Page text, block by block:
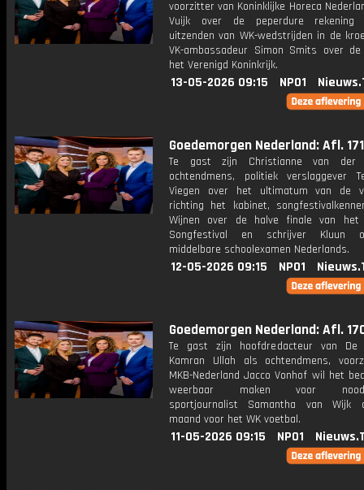
voorzitter van Koninklijke Horeca
Vuijk over de peperdure
uitzenden van WK-wedstrijden in de
VK-ambassadeur Simon Smits over
het Verenigd Koninkrijk.
13-05-2026 09:15 NPO1
Goedemorgen Nederland: Afl. 171
Te gast zijn Christianne van der
ochtendmens, politiek verslaggever
Viegen over het ultimatum van de
richting het kabinet,
Wijnen over de halve finale van het
Songfestival en schrijver Kluun
middelbare schoolexamen Nederlands.
12-05-2026 09:15 NPO1
Goedemorgen Nederland: Afl.
Te gast zijn hoofdredacteur van De
Kamran Ullah als ochtendmens,
MKB-Nederland Jacco Vonhof wil het
weerbaar maken voor
sportjournalist Samantha van Wijk
maand voor het WK voetbal.
11-05-2026 09:15 NPO1